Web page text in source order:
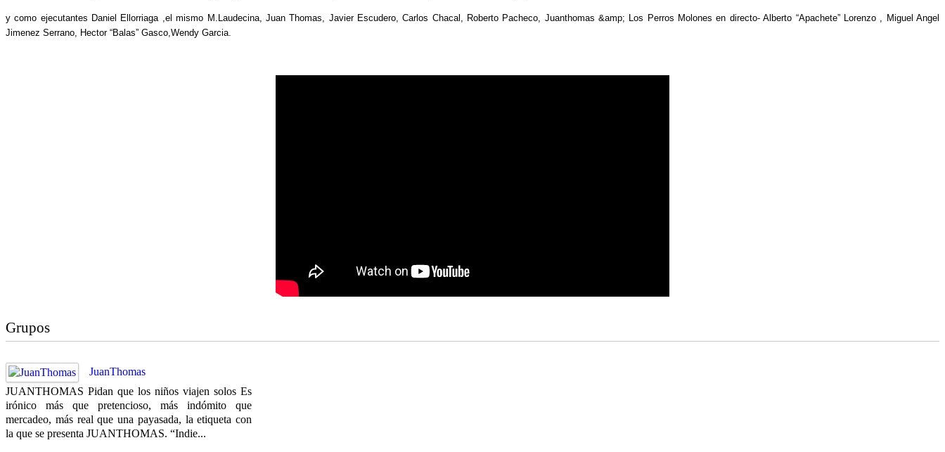
y como ejecutantes Daniel Ellorriaga ,el mismo M.Laudecina, Juan Thomas, Javier Escudero, Carlos Chacal, Roberto Pacheco, Juanthomas &amp; Los Perros Molones en directo- Alberto “Apachete” Lorenzo , Miguel Angel
Jimenez Serrano, Hector “Balas” Gasco,Wendy Garcia.
Grupos
JuanThomas
JUANTHOMAS Pidan que los niños viajen solos Es
irónico más que pretencioso, más indómito que
mercadeo, más real que una payasada, la etiqueta con
la que se presenta JUANTHOMAS. “Indie...